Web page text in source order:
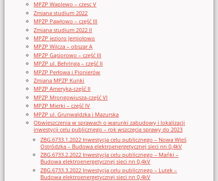
MPZP Waplewo – czesc V
Zmiana studium 2022
MPZP Pawłowo – część III
Zmiana studium 2022 II
MPZP jezioro Jemiołowo
MPZP Wilcza – obszar A
MPZP Gąsiorowo – część III
MPZP ul. Behringa – część II
MPZP Perłowa i Pionierów
Zmiana MPZP Kunki
MPZP Ameryka-część II
MPZP Mrongowiusza-część VI
MPZP Mierki – część IV
MPZP ul. Grunwaldzka i Mazurska
Obwieszczenia w sprawach o warunki zabudowy i lokalizacji
inwestycji celu publicznego – rok wszczęcia sprawy do 2023
ZBG.6733.1.2022 Inwestycja celu publicznego – Nowa Wieś
Ostródzka – Budowa elektroenergetycznej sieci nn 0,4kV
ZBG.6733.2.2022 Inwestycja celu publicznego – Mańki –
Budowa elektroenergetycznej sieci nn 0,4kV
ZBG.6733.3.2022 Inwestycja celu publicznego – Lutek –
Budowa elektroenergetycznej sieci nn 0,4kV